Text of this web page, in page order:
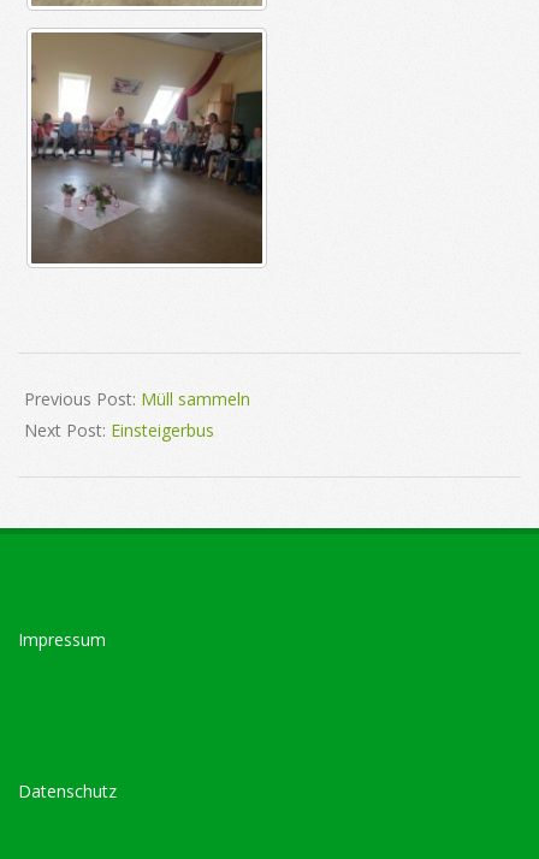
10-
06
Previous Post: Müll sammeln
Next Post: Einsteigerbus
Impressum
Datenschutz